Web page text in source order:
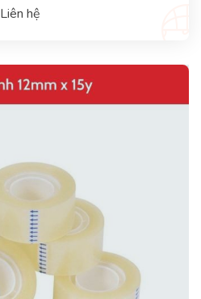
Liên hệ